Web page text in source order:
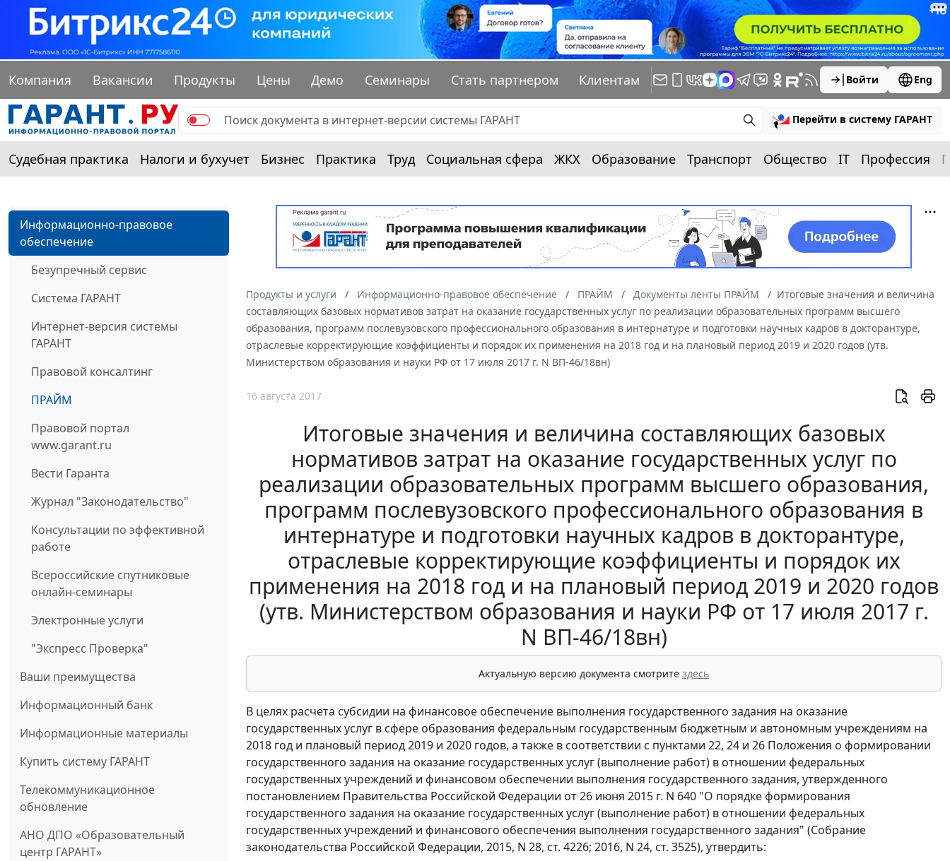
Компания Вакансии Продукты Цены Демо Семинары Стать партнером Клиентам Войти Eng
Перейти в систему ГАРАНТ
Судебная практика Налоги и бухучет Бизнес Практика Труд Социальная сфера ЖКХ Образование Транспорт Общество IT Профессия
Информационно-правовое
обеспечение
Безупречный сервис
Система ГАРАНТ
Интернет-версия системы
ГАРАНТ
Правовой консалтинг
ПРАЙМ
Правовой портал
www.garant.ru
Вести Гаранта
Журнал "Законодательство"
Консультации по эффективной
работе
Всероссийские спутниковые
онлайн-семинары
Электронные услуги
"Экспресс Проверка"
Ваши преимущества
Информационный банк
Информационные материалы
Купить систему ГАРАНТ
Телекоммуникационное
обновление
АНО ДПО «Образовательный
центр ГАРАНТ»
Продукты и услуги Информационно-правовое обеспечение ПРАЙМ Документы ленты ПРАЙМ
Итоговые значения и величина
составляющих базовых нормативов затрат на оказание государственных услуг по реализации образовательных программ высшего
образования, программ послевузовского профессионального образования в интернатуре и подготовки научных кадров в докторантуре,
отраслевые корректирующие коэффициенты и порядок их применения на 2018 год и на плановый период 2019 и 2020 годов (утв.
Министерством образования и науки РФ от 17 июля 2017 г. N ВП-46/18вн)
16 августа 2017
Итоговые значения и величина составляющих базовых
нормативов затрат на оказание государственных услуг по
реализации образовательных программ высшего образования,
программ послевузовского профессионального образования в
интернатуре и подготовки научных кадров в докторантуре,
отраслевые корректирующие коэффициенты и порядок их
применения на 2018 год и на плановый период 2019 и 2020 годов
(утв. Министерством образования и науки РФ от 17 июля 2017 г.
N ВП-46/18вн)
Актуальную версию документа смотрите здесь
В целях расчета субсидии на финансовое обеспечение выполнения государственного задания на оказание
государственных услуг в сфере образования федеральным государственным бюджетным и автономным учреждениям на
2018 год и плановый период 2019 и 2020 годов, а также в соответствии с пунктами 22, 24 и 26 Положения о формировании
государственного задания на оказание государственных услуг (выполнение работ) в отношении федеральных
государственных учреждений и финансовом обеспечении выполнения государственного задания, утвержденного
постановлением Правительства Российской Федерации от 26 июня 2015 г. N 640 "О порядке формирования
государственного задания на оказание государственных услуг (выполнение работ) в отношении федеральных
государственных учреждений и финансового обеспечения выполнения государственного задания" (Собрание
законодательства Российской Федерации, 2015, N 28, ст. 4226; 2016, N 24, ст. 3525), утвердить: